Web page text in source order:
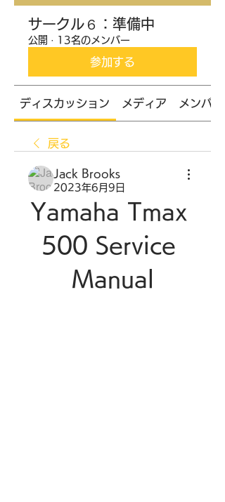
サークル６：準備中
公開 · 13名のメンバー
参加する
ディスカッション メディア メンバー
戻る
Jack Brooks
2023年6月9日
Yamaha Tmax
500 Service
Manual